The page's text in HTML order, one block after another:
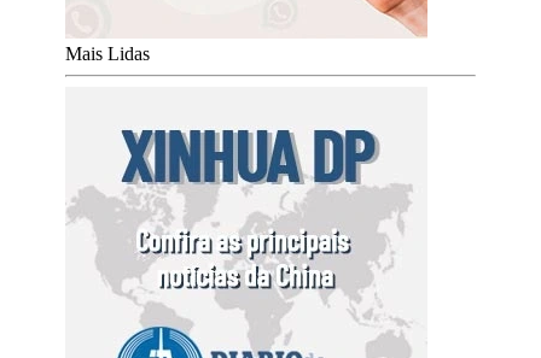
Mais Lidas